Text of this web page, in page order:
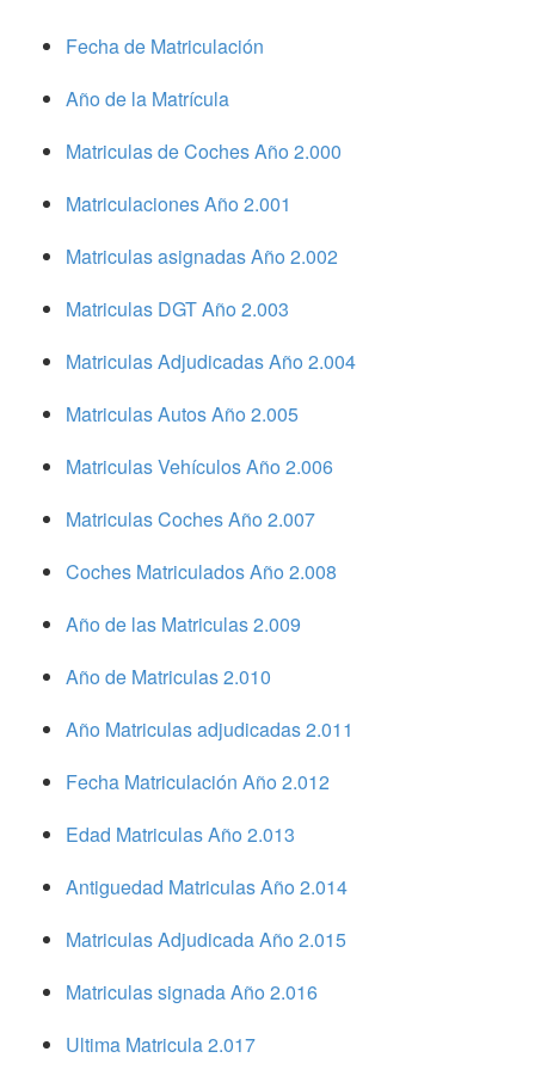
Fecha de Matriculación
Año de la Matrícula
Matriculas de Coches Año 2.000
Matriculaciones Año 2.001
Matriculas asignadas Año 2.002
Matriculas DGT Año 2.003
Matriculas Adjudicadas Año 2.004
Matriculas Autos Año 2.005
Matriculas Vehículos Año 2.006
Matriculas Coches Año 2.007
Coches Matriculados Año 2.008
Año de las Matriculas 2.009
Año de Matriculas 2.010
Año Matriculas adjudicadas 2.011
Fecha Matriculación Año 2.012
Edad Matriculas Año 2.013
Antiguedad Matriculas Año 2.014
Matriculas Adjudicada Año 2.015
Matriculas signada Año 2.016
Ultima Matricula 2.017